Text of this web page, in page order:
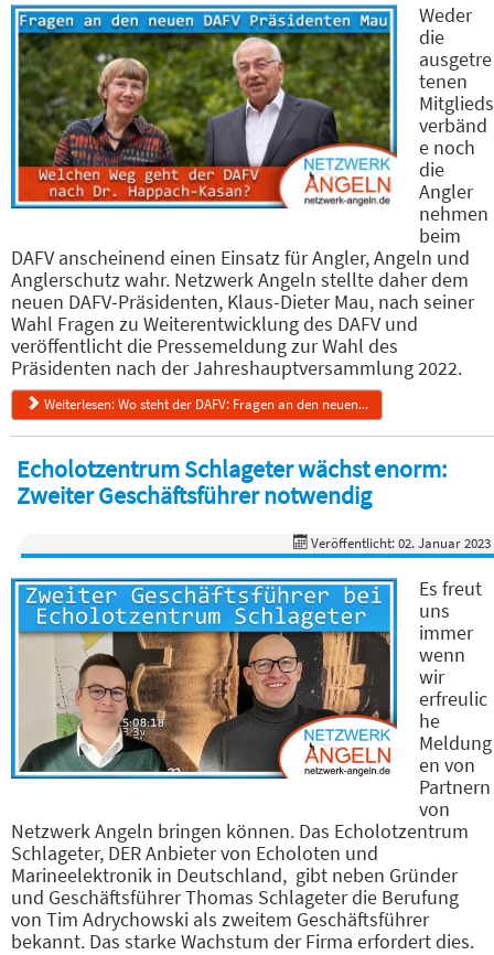
Weder
die
ausgetre
tenen
Mitglieds
verbänd
e noch
die
Angler
nehmen
beim
DAFV anscheinend einen Einsatz für Angler, Angeln und
Anglerschutz wahr. Netzwerk Angeln stellte daher dem
neuen DAFV-Präsidenten, Klaus-Dieter Mau, nach seiner
Wahl Fragen zu Weiterentwicklung des DAFV und
veröffentlicht die Pressemeldung zur Wahl des
Präsidenten nach der Jahreshauptversammlung 2022.
Weiterlesen: Wo steht der DAFV: Fragen an den neuen...
Echolotzentrum Schlageter wächst enorm:
Zweiter Geschäftsführer notwendig
Veröffentlicht: 02. Januar 2023
Es freut
uns
immer
wenn
wir
erfreulic
he
Meldung
en von
Partnern
von
Netzwerk Angeln bringen können. Das Echolotzentrum
Schlageter, DER Anbieter von Echoloten und
Marineelektronik in Deutschland, gibt neben Gründer
und Geschäftsführer Thomas Schlageter die Berufung
von Tim Adrychowski als zweitem Geschäftsführer
bekannt. Das starke Wachstum der Firma erfordert dies.